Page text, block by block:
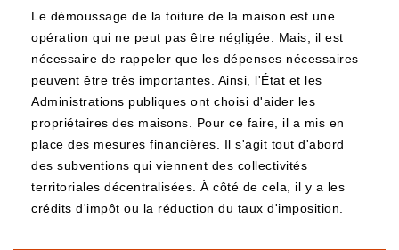
Le démoussage de la toiture de la maison est une
opération qui ne peut pas être négligée. Mais, il est
nécessaire de rappeler que les dépenses nécessaires
peuvent être très importantes. Ainsi, l'État et les
Administrations publiques ont choisi d'aider les
propriétaires des maisons. Pour ce faire, il a mis en
place des mesures financières. Il s'agit tout d'abord
des subventions qui viennent des collectivités
territoriales décentralisées. À côté de cela, il y a les
crédits d'impôt ou la réduction du taux d'imposition.